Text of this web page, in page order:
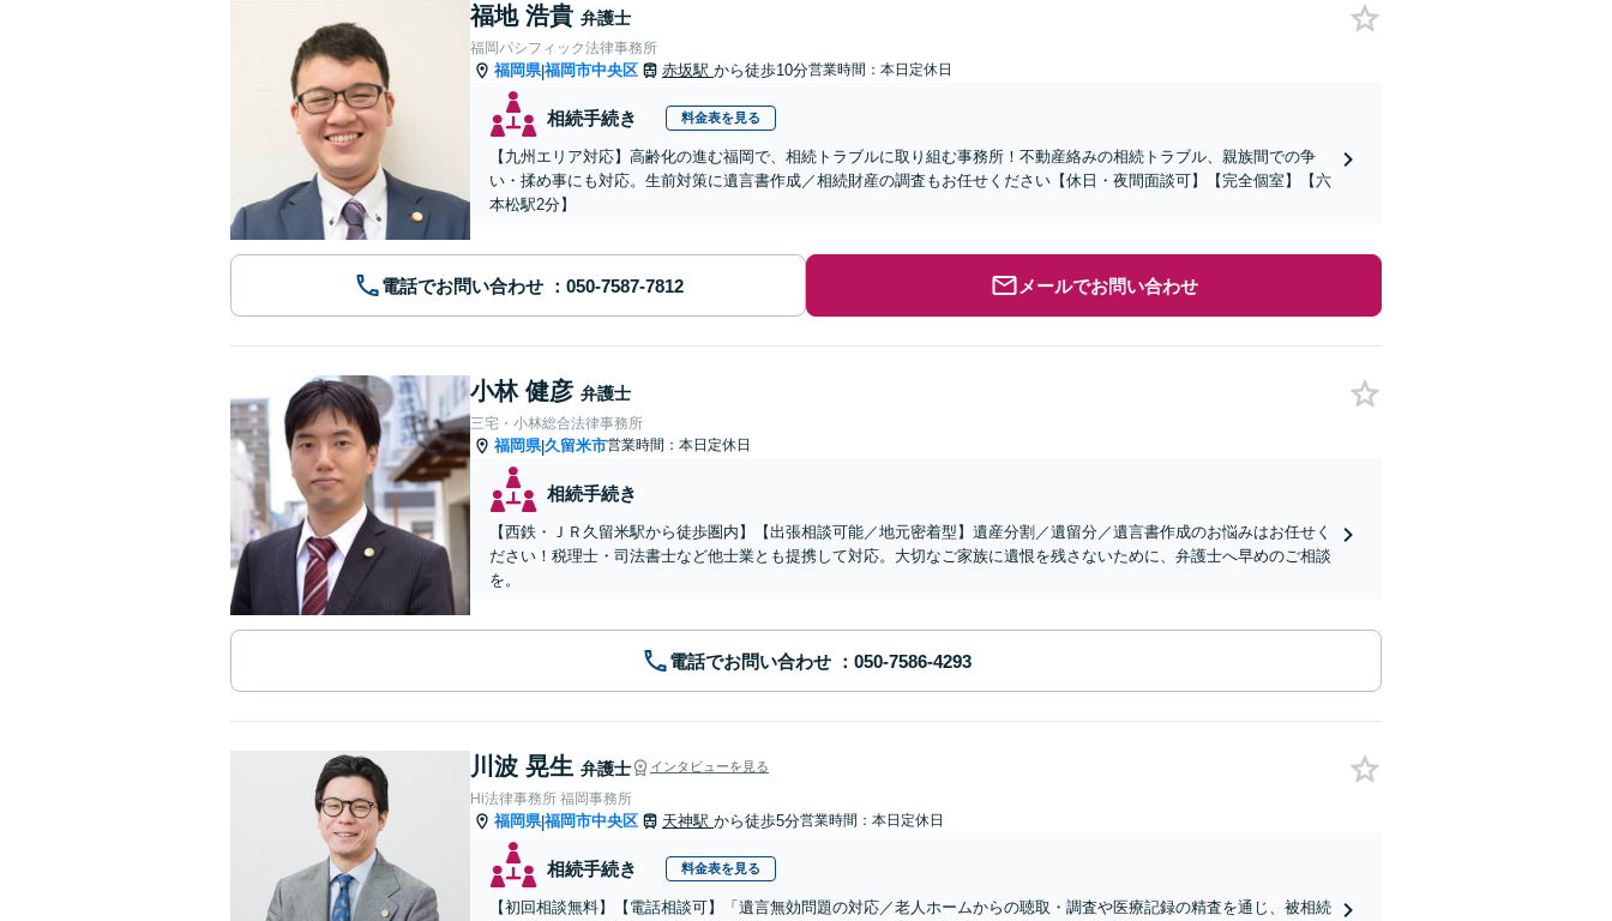
福地 浩貴 弁護士
福岡パシフィック法律事務所
福岡県|福岡市中央区 赤坂駅 から徒歩10分営業時間：本日定休日
相続手続き 料金表を見る
【九州エリア対応】高齢化の進む福岡で、相続トラブルに取り組む事務所！不動産絡みの相続トラブル、親族間での争
い・揉め事にも対応。生前対策に遺言書作成／相続財産の調査もお任せください【休日・夜間面談可】【完全個室】【六
本松駅2分】
電話でお問い合わせ メールでお問い合わせ
小林 健彦 弁護士
三宅・小林総合法律事務所
福岡県|久留米市営業時間：本日定休日
相続手続き
【西鉄・ＪＲ久留米駅から徒歩圏内】【出張相談可能／地元密着型】遺産分割／遺留分／遺言書作成のお悩みはお任せく
ださい！税理士・司法書士など他士業とも提携して対応。大切なご家族に遺恨を残さないために、弁護士へ早めのご相談
を。
電話でお問い合わせ
川波 晃生 弁護士 インタビューを見る
Hi法律事務所 福岡事務所
福岡県|福岡市中央区 天神駅 から徒歩5分営業時間：本日定休日
相続手続き 料金表を見る
【初回相談無料】【電話相談可】「遺言無効問題の対応／老人ホームからの聴取・調査や医療記録の精査を通じ、被相続